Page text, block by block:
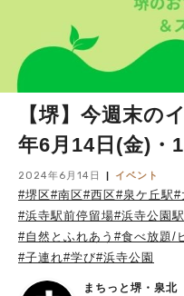
【堺】今週末の
年6月14日(金)・
2024年6月14日 イベント
#堺区#南区#西区#泉ケ丘駅#
#浜寺駅前停留場#浜寺公園駅
#自然とふれあう #食べ放題/
#子連れ#学び#浜寺公園
まちっと堺・泉北